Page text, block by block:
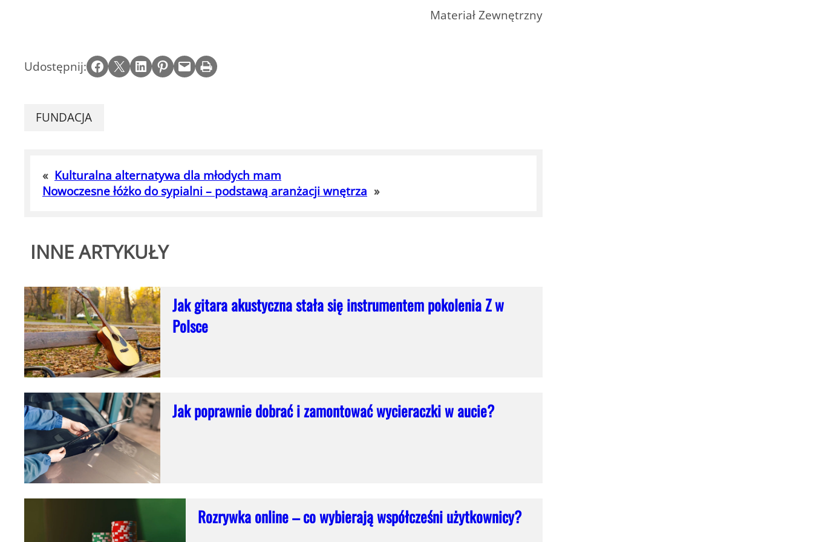
Materiał Zewnętrzny
Udostępnij: Share on Facebook Email this Page Share on LinkedIn Share on Pinterest Email this Page Print this Page
FUNDACJA
« Kulturalna alternatywa dla młodych mam
Nowoczesne łóżko do sypialni – podstawą aranżacji wnętrza »
INNE ARTYKUŁY
Jak gitara akustyczna stała się instrumentem pokolenia Z w
Polsce
Jak poprawnie dobrać i zamontować wycieraczki w aucie?
Rozrywka online – co wybierają współcześni użytkownicy?